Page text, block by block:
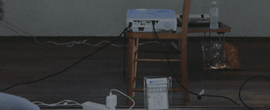
​プライバシーポリシー
© 2026 株式会社HONE